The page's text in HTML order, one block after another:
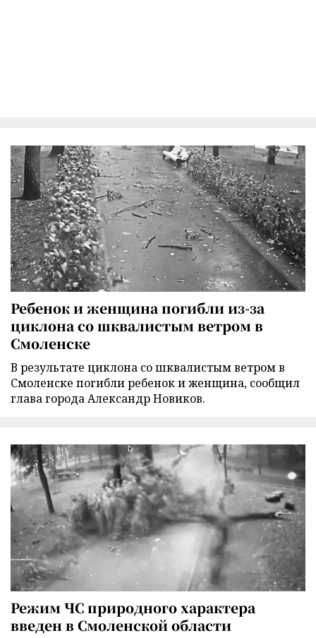
Ребенок и женщина погибли из-за
циклона со шквалистым ветром в
Смоленске
В результате циклона со шквалистым ветром в
Смоленске погибли ребенок и женщина, сообщил
глава города Александр Новиков.
Режим ЧС природного характера
введен в Смоленской области